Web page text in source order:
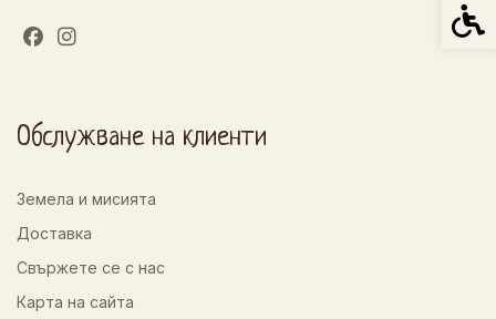
Обслужване на клиенти
Земела и мисията
Доставка
Свържете се с нас
Карта на сайта